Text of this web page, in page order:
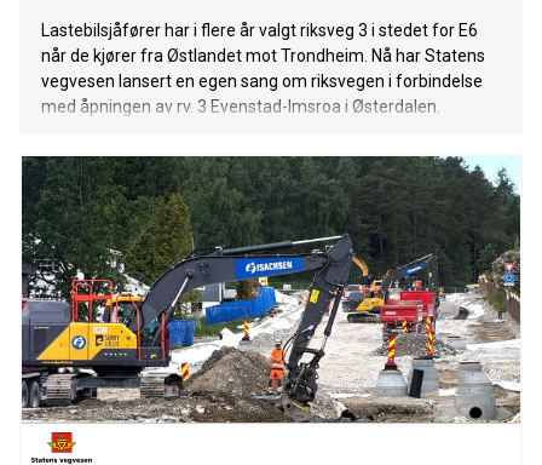
Lastebilsjåfører har i flere år valgt riksveg 3 i stedet for E6
når de kjører fra Østlandet mot Trondheim. Nå har Statens
vegvesen lansert en egen sang om riksvegen i forbindelse
med åpningen av rv. 3 Evenstad-Imsroa i Østerdalen.